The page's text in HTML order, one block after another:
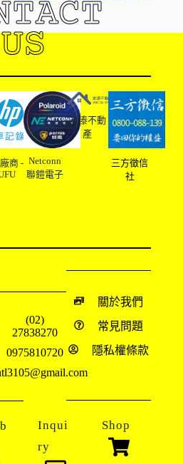
US
商 - Netconn
聯鎧電子
友溙不動
產
三方徵信
社
(02)
27838270
0975810720
關於我們
常見問題
隱私權條款
Inqui
ry
Shop